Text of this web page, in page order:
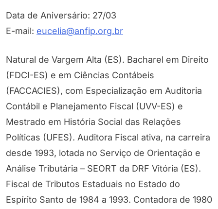
Data de Aniversário: 27/03
E-mail: eucelia@anfip.org.br
Natural de Vargem Alta (ES). Bacharel em Direito
(FDCI-ES) e em Ciências Contábeis
(FACCACIES), com Especialização em Auditoria
Contábil e Planejamento Fiscal (UVV-ES) e
Mestrado em História Social das Relações
Políticas (UFES). Auditora Fiscal ativa, na carreira
desde 1993, lotada no Serviço de Orientação e
Análise Tributária – SEORT da DRF Vitória (ES).
Fiscal de Tributos Estaduais no Estado do
Espírito Santo de 1984 a 1993. Contadora de 1980